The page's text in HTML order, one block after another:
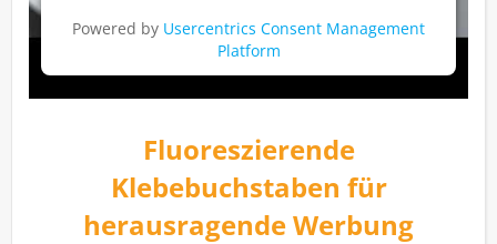
Fluoreszierende
Klebebuchstaben für
herausragende Werbung
Powered by Usercentrics Consent Management
Platform